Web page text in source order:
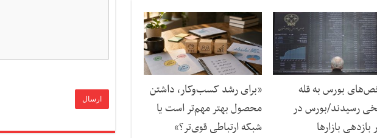
بورس به قله
رسیدند/بورس در
بازارها
«برای رشد کسب‌وکار، داشتن
محصول بهتر مهم‌تر است یا
شبکه ارتباطی قوی‌تر؟»